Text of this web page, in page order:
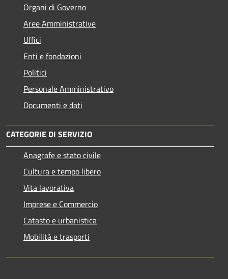
Organi di Governo
Aree Amministrative
Uffici
Enti e fondazioni
Politici
Personale Amministrativo
Documenti e dati
CATEGORIE DI SERVIZIO
Anagrafe e stato civile
Cultura e tempo libero
Vita lavorativa
Imprese e Commercio
Catasto e urbanistica
Mobilità e trasporti